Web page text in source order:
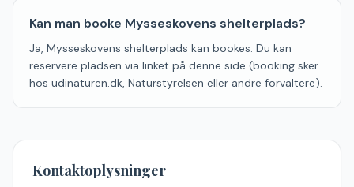
Kan man booke Mysseskovens shelterplads?
Ja, Mysseskovens shelterplads kan bookes. Du kan
reservere pladsen via linket på denne side (booking sker
hos udinaturen.dk, Naturstyrelsen eller andre forvaltere).
Kontaktoplysninger